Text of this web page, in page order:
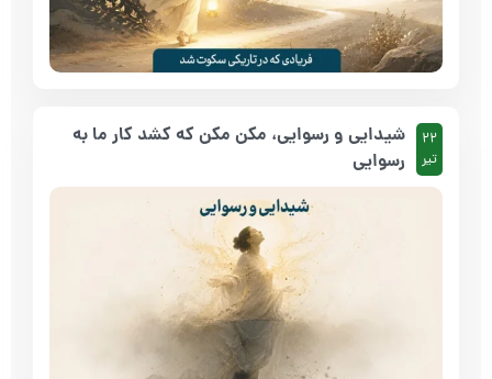
22
تیر
شیدایی و رسوایی، مکن مکن که کشد کار ما به
رسوایی